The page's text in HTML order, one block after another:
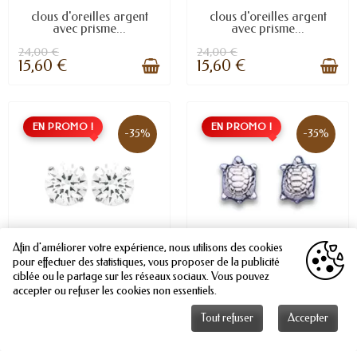
clous d'oreilles argent
avec prisme...
24,00 €
15,60 €
clous d'oreilles argent
avec prisme...
24,00 €
15,60 €
EN PROMO ! -35%
.
Clous d'oreilles en argent
EN PROMO ! -35%
.
Clous d'oreilles tortues de
terre en argent.
24,00 €
Afin d'améliorer votre expérience, nous utilisons des cookies
pour effectuer des statistiques, vous proposer de la publicité
ciblée ou le partage sur les réseaux sociaux. Vous pouvez
accepter ou refuser les cookies non essentiels.
Tout refuser
Accepter